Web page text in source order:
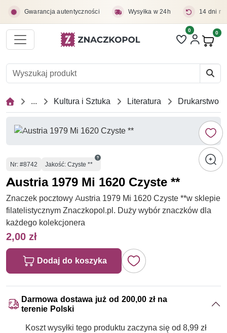
Gwarancja autentyczności Wysyłka w 24h 14 dni
Liczba pozycji
0 0
... Kultura i Sztuka Literatura Drukarstwo
Numer
Nr: #8742 Jakość: Czyste **
Austria 1979 Mi 1620 Czyste **
Znaczek pocztowy Austria 1979 Mi 1620 Czyste **w sklepie
filatelistycznym Znaczkopol.pl. Duży wybór znaczków dla
każdego kolekcjonera
2,00 zł
Dodaj do koszyka
Darmowa dostawa już od 200,00 zł na
terenie Polski
Koszt wysyłki tego produktu zaczyna się od 8,99 zł